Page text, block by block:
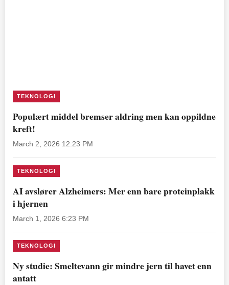
TEKNOLOGI
Populært middel bremser aldring men kan oppildne
kreft!
March 2, 2026 12:23 PM
TEKNOLOGI
AI avslører Alzheimers: Mer enn bare proteinplakk
i hjernen
March 1, 2026 6:23 PM
TEKNOLOGI
Ny studie: Smeltevann gir mindre jern til havet enn
antatt